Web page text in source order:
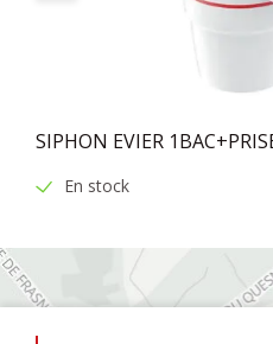
SIPHON EVIER
En stock